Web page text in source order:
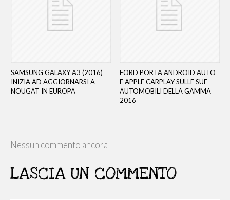
SAMSUNG GALAXY A3 (2016)
INIZIA AD AGGIORNARSI A
NOUGAT IN EUROPA
FORD PORTA ANDROID AUTO
E APPLE CARPLAY SULLE SUE
AUTOMOBILI DELLA GAMMA
2016
Nessun commento ancora
LASCIA UN COMMENTO